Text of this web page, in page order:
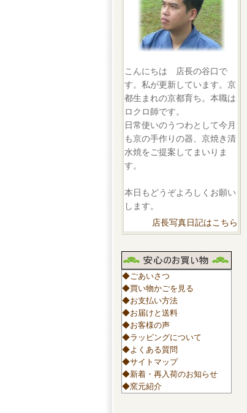
こんにちは 店長の谷口で
す。私が更新しています。京
都生まれの京都育ち。本職は
ロクロ師です。
日常使いのうつわとして今月
も京の手作りの器、京焼き清
水焼をご提案してまいりま
す。
本日もどうぞよろしくお願い
します。
店長写真日記はこちら
◆ごあいさつ
◆買い物かごを見る
◆お支払い方法
◆お届けと送料
◆お客様の声
◆ラッピングについて
◆よくある質問
◆サイトマップ
◆新着・再入荷のお知らせ
◆窯元紹介